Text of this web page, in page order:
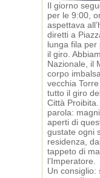
Il giorno
per le 9:00,
aspettava
diretti a
lunga fila per
il giro.
Nazionale, il
corpo
vecchia
tutto il giro
Città
parola:
aperti di
gustate ogni
residenza,
tappeto di
l’Imperatore.
Un consiglio: